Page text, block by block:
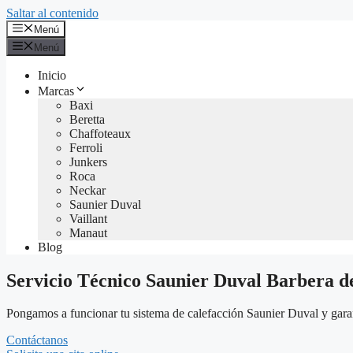
Saltar al contenido
Menú
Menú
Inicio
Marcas
Baxi
Beretta
Chaffoteaux
Ferroli
Junkers
Roca
Neckar
Saunier Duval
Vaillant
Manaut
Blog
Servicio Técnico Saunier Duval Barbera
Pongamos a funcionar tu sistema de calefacción Saunier Duval y
Contáctanos